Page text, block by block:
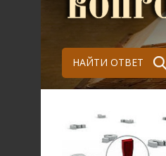
НАЙТИ ОТВЕТ